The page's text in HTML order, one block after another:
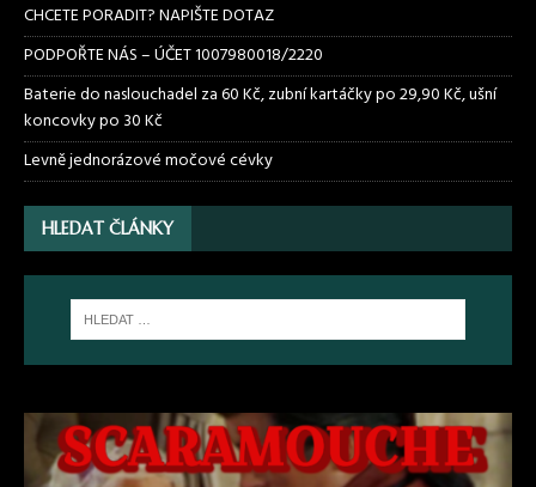
CHCETE PORADIT? NAPIŠTE DOTAZ
PODPOŘTE NÁS – ÚČET 1007980018/2220
Baterie do naslouchadel za 60 Kč, zubní kartáčky po 29,90 Kč, ušní
koncovky po 30 Kč
Levně jednorázové močové cévky
HLEDAT ČLÁNKY